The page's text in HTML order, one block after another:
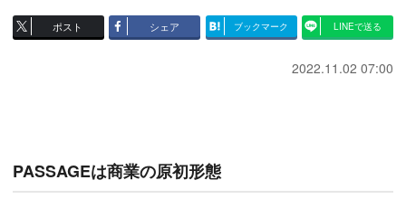
ポスト シェア ブックマーク LINEで送る
2022.11.02 07:00
PASSAGEは商業の原初形態